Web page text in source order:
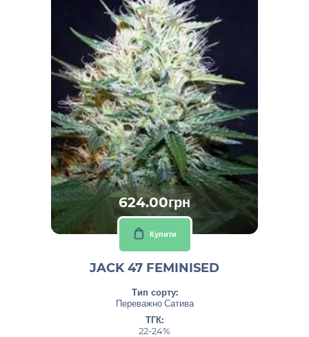
624.00грн
Купити
JACK 47 FEMINISED
Тип сорту:
Переважно Сатива
ТГК:
22-24%